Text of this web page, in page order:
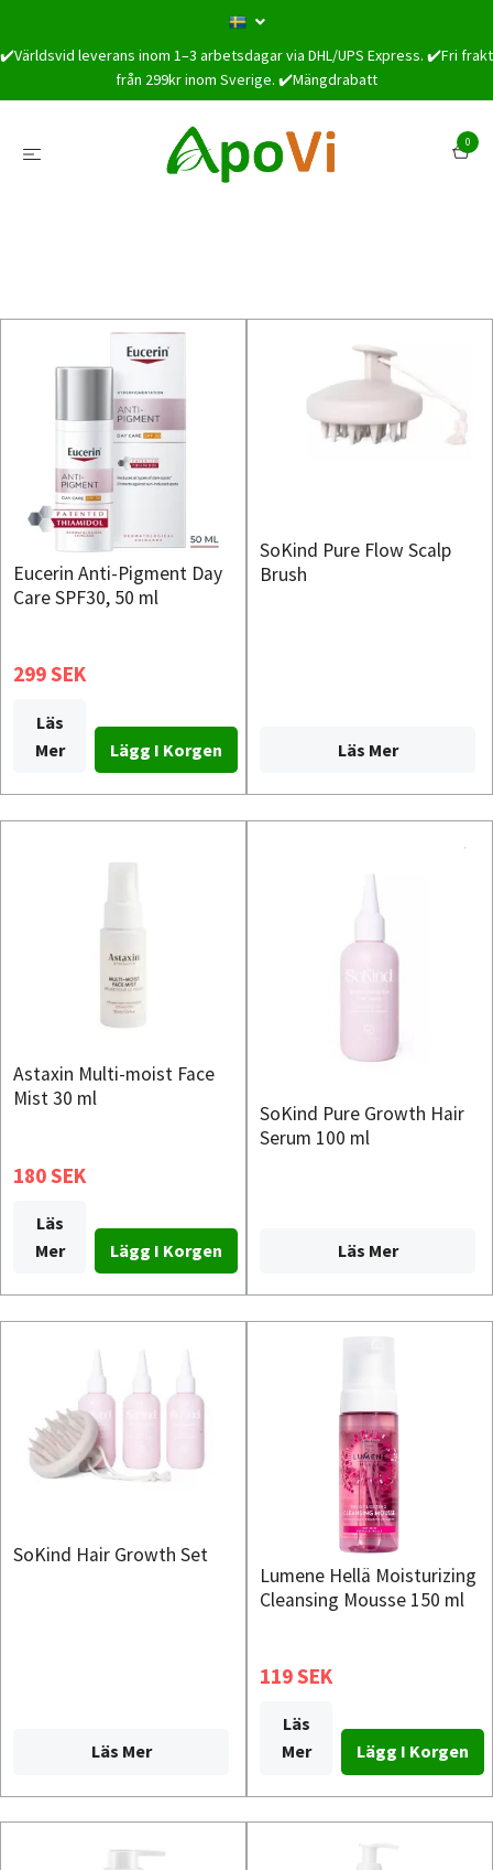
✔️Världsvid leverans inom 1–3 arbetsdagar via DHL/UPS Express. ✔️Fri frakt
från 299kr inom Sverige. ✔️Mängdrabatt
0
Eucerin Anti-Pigment Day
Care SPF30, 50 ml
299 SEK
Läs
Mer
SoKind Pure Flow Scalp
Brush
Läs Mer
Astaxin Multi-moist Face
Mist 30 ml
180 SEK
Läs
Mer
SoKind Pure Growth Hair
Serum 100 ml
Läs Mer
SoKind Hair Growth Set
Läs Mer
Lumene Hellä Moisturizing
Cleansing Mousse 150 ml
119 SEK
Läs
Mer